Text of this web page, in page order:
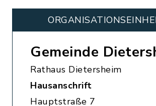
Gemeinde
Rathaus Dietersheim
Hausanschrift
Hauptstraße 7